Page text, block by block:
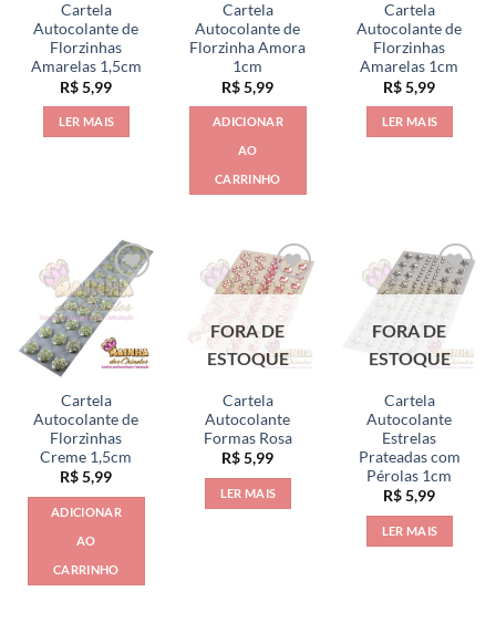
Cartela
Autocolante de
Florzinhas
Amarelas 1,5cm
R$5,99
LER MAIS
Cartela
Autocolante de
Florzinha Amora
1cm
R$5,99
ADICIONAR
AO
CARRINHO
Cartela
Autocolante de
Florzinhas
Amarelas 1cm
R$5,99
LER MAIS
Cartela
Autocolante de
Florzinhas
Creme 1,5cm
R$5,99
ADICIONAR
AO
CARRINHO
FORA DE
ESTOQUE
Cartela
Autocolante
Formas Rosa
R$5,99
LER MAIS
FORA DE
ESTOQUE
Cartela
Autocolante
Estrelas
Prateadas com
Pérolas 1cm
R$5,99
LER MAIS